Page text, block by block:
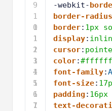
9
1
0
1
1
1
2
1
3
1
4
1
5
1
6
1
7
1
-webkit-
border-radius
border: 1px
display:
cursor:
color:#ffffff
font-family:
font-size:
padding : 16px
text-